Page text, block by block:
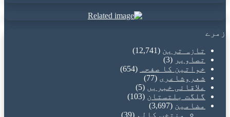
زمرے
تازہ ترین (12,741)
تصاویر (3)
خواتین کا صفحہ
(654)
شعروشاعری (77)
علاقائی خبریں (5)
گلگت بلتستان (103)
مضامین (3,697)
منتخب کالم (39)